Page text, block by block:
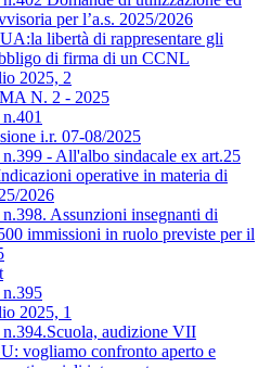
per l’a.s. 2025/2026
libertà di rappresentare gli
di firma di un CCNL
2025, 2
N. 2 - 2025
i.r. 07-08/2025
- All'albo sindacale ex art.25
operative in materia di
2026
Assunzioni insegnanti di
immissioni in ruolo previste per il
2025, 1
audizione VII
vogliamo confronto aperto e